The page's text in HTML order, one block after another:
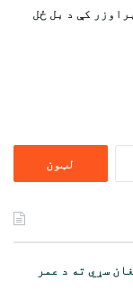
کې د بل ځل
سړي ته د عمر